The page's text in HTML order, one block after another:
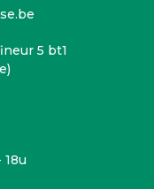
5 bt1
18u